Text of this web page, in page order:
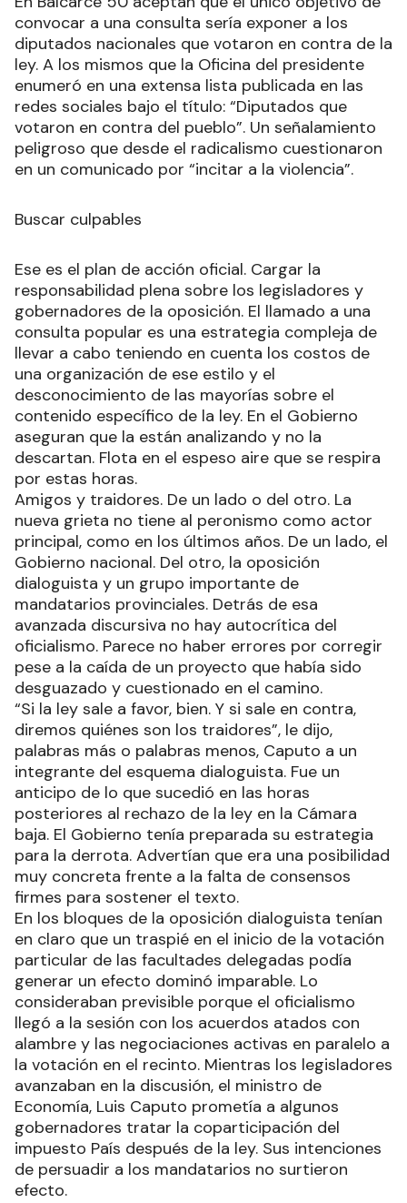
convocar a una consulta sería exponer a los
diputados nacionales que votaron en contra de la
ley. A los mismos que la Oficina del presidente
enumeró en una extensa lista publicada en las
redes sociales bajo el título: “Diputados que
votaron en contra del pueblo”. Un señalamiento
peligroso que desde el radicalismo cuestionaron
en un comunicado por “incitar a la violencia”.
Buscar culpables
Ese es el plan de acción oficial. Cargar la
responsabilidad plena sobre los legisladores y
gobernadores de la oposición. El llamado a una
consulta popular es una estrategia compleja de
llevar a cabo teniendo en cuenta los costos de
una organización de ese estilo y el
desconocimiento de las mayorías sobre el
contenido específico de la ley. En el Gobierno
aseguran que la están analizando y no la
descartan. Flota en el espeso aire que se respira
por estas horas.
Amigos y traidores. De un lado o del otro. La
nueva grieta no tiene al peronismo como actor
principal, como en los últimos años. De un lado, el
Gobierno nacional. Del otro, la oposición
dialoguista y un grupo importante de
mandatarios provinciales. Detrás de esa
avanzada discursiva no hay autocrítica del
oficialismo. Parece no haber errores por corregir
pese a la caída de un proyecto que había sido
desguazado y cuestionado en el camino.
“Si la ley sale a favor, bien. Y si sale en contra,
diremos quiénes son los traidores”, le dijo,
palabras más o palabras menos, Caputo a un
integrante del esquema dialoguista. Fue un
anticipo de lo que sucedió en las horas
posteriores al rechazo de la ley en la Cámara
baja. El Gobierno tenía preparada su estrategia
para la derrota. Advertían que era una posibilidad
muy concreta frente a la falta de consensos
firmes para sostener el texto.
En los bloques de la oposición dialoguista tenían
en claro que un traspié en el inicio de la votación
particular de las facultades delegadas podía
generar un efecto dominó imparable. Lo
consideraban previsible porque el oficialismo
llegó a la sesión con los acuerdos atados con
alambre y las negociaciones activas en paralelo a
la votación en el recinto. Mientras los legisladores
avanzaban en la discusión, el ministro de
Economía, Luis Caputo prometía a algunos
gobernadores tratar la coparticipación del
impuesto País después de la ley. Sus intenciones
de persuadir a los mandatarios no surtieron
efecto.